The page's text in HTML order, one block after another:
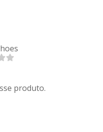
produto.